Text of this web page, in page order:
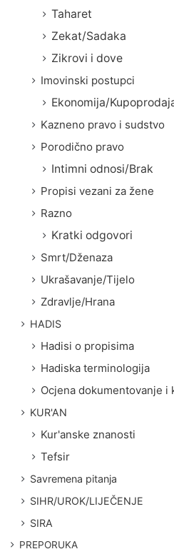
Taharet
Zekat/Sadaka
Zikrovi i dove
Imovinski postupci
Ekonomija/
Kazneno pravo i sudstvo
Porodično pravo
Intimni odnosi/Brak
Propisi vezani za žene
Razno
Kratki odgovori
Smrt/Dženaza
Ukrašavanje/Tijelo
Zdravlje/Hrana
HADIS
Hadisi o propisima
Hadiska terminologija
Ocjena dokumentovanje i
KUR'AN
Kur'anske znanosti
Tefsir
Savremena pitanja
SIHR/UROK/LIJEČENJE
SIRA
PREPORUKA